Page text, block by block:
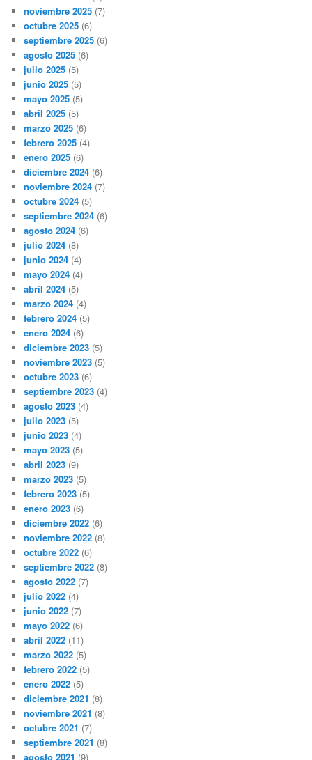
noviembre 2025 (7)
octubre 2025 (6)
septiembre 2025 (6)
agosto 2025 (6)
julio 2025 (5)
junio 2025 (5)
mayo 2025 (5)
abril 2025 (5)
marzo 2025 (6)
febrero 2025 (4)
enero 2025 (6)
diciembre 2024 (6)
noviembre 2024 (7)
octubre 2024 (5)
septiembre 2024 (6)
agosto 2024 (6)
julio 2024 (8)
junio 2024 (4)
mayo 2024 (4)
abril 2024 (5)
marzo 2024 (4)
febrero 2024 (5)
enero 2024 (6)
diciembre 2023 (5)
noviembre 2023 (5)
octubre 2023 (6)
septiembre 2023 (4)
agosto 2023 (4)
julio 2023 (5)
junio 2023 (4)
mayo 2023 (5)
abril 2023 (9)
marzo 2023 (5)
febrero 2023 (5)
enero 2023 (6)
diciembre 2022 (6)
noviembre 2022 (8)
octubre 2022 (6)
septiembre 2022 (8)
agosto 2022 (7)
julio 2022 (4)
junio 2022 (7)
mayo 2022 (6)
abril 2022 (11)
marzo 2022 (5)
febrero 2022 (5)
enero 2022 (5)
diciembre 2021 (8)
noviembre 2021 (8)
octubre 2021 (7)
septiembre 2021 (8)
agosto 2021 (9)